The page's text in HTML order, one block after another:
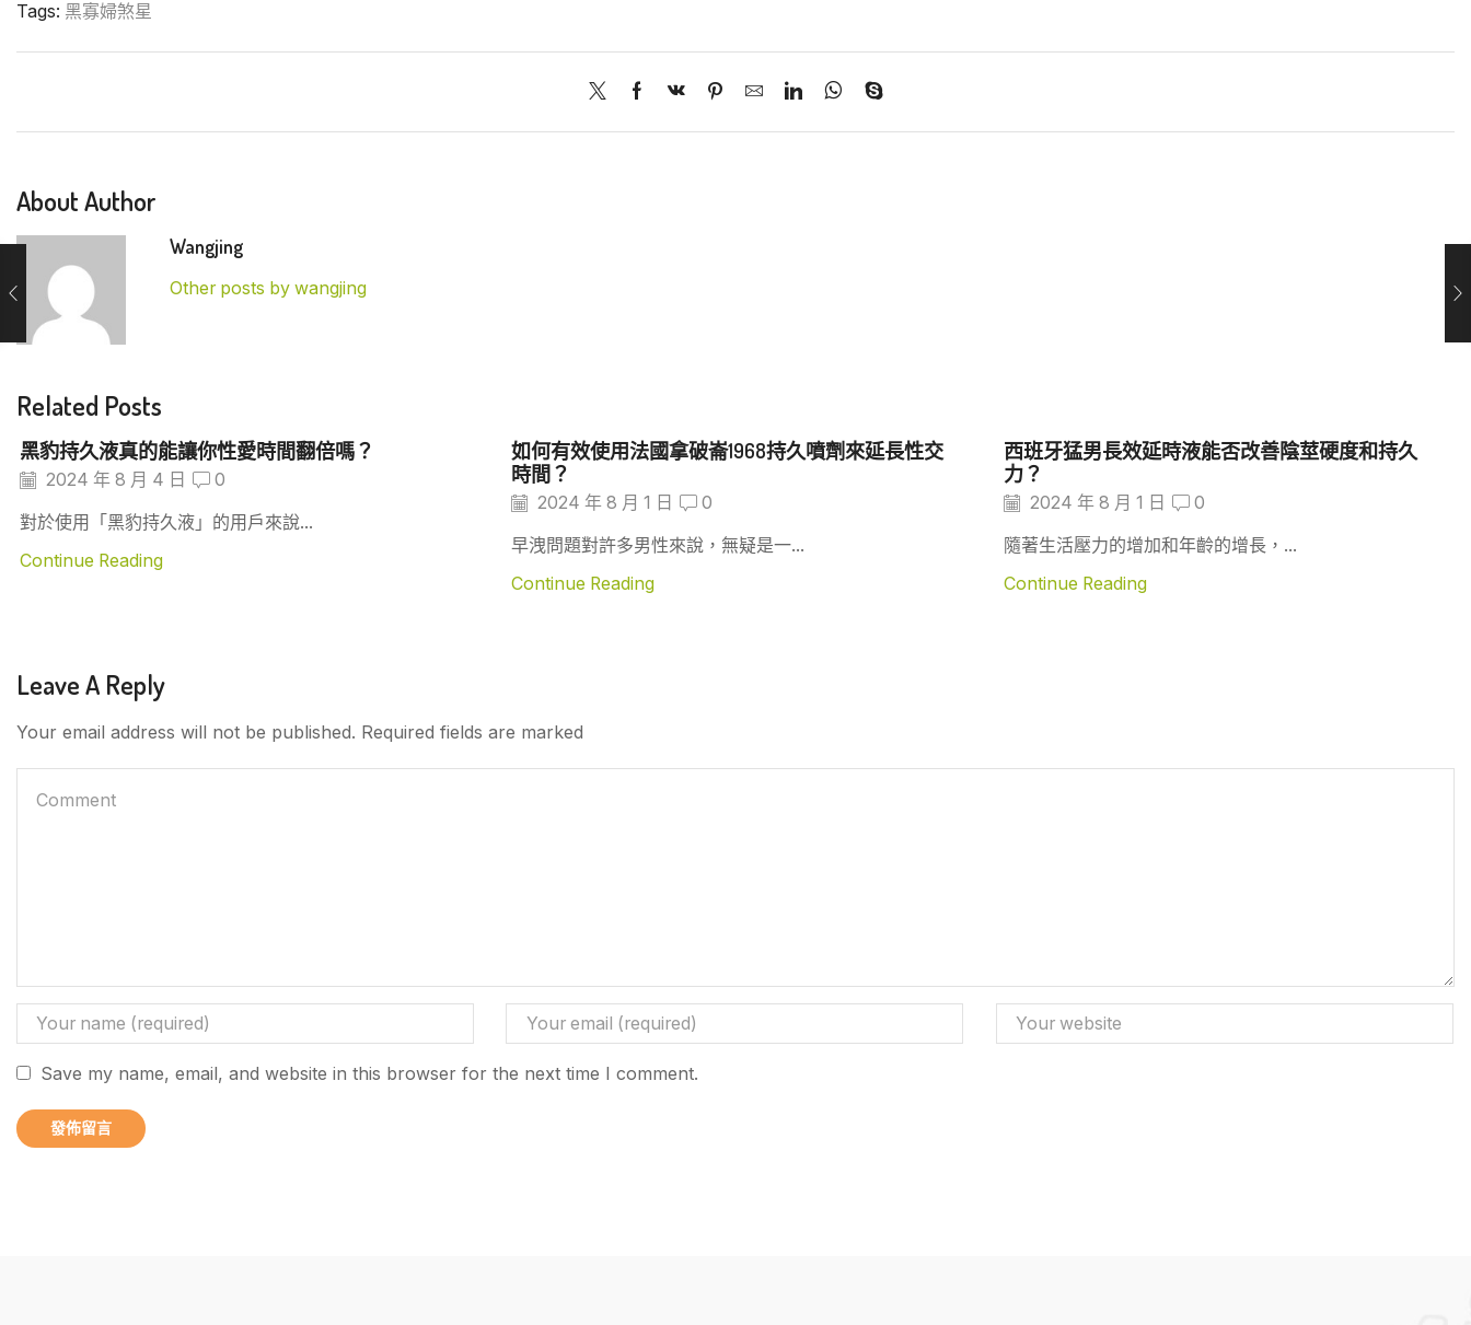
Tags: 黑寡婦煞星
About Author
Wangjing
Other posts by wangjing
Related Posts
黑豹持久液真的能讓你性愛時間翻倍嗎？
2024 年 8 月 4 日 0
對於使用「黑豹持久液」的用戶來說...
Continue Reading
如何有效使用法國拿破崙1968持久噴劑來延長性交
時間？
2024 年 8 月 1 日 0
早洩問題對許多男性來說，無疑是一...
Continue Reading
西班牙猛男長效延時液能否改善陰莖硬度和持久
力？
2024 年 8 月 1 日 0
隨著生活壓力的增加和年齡的增長，...
Continue Reading
Leave A Reply
Your email address will not be published. Required fields are marked
Save my name, email, and website in this browser for the next time I comment.